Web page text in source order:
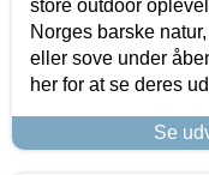
store outdoor
Norges barske
eller sove under
her for at se deres
Se